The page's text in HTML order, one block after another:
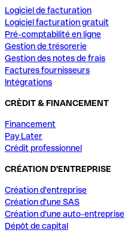
Logiciel de facturation
Logiciel facturation gratuit
Pré-comptabilité en ligne
Gestion de trésorerie
Gestion des notes de frais
Factures fournisseurs
Intégrations
CRÈDIT & FINANCEMENT
Financement
Pay Later
Crédit professionnel
CRÉATION D'ENTREPRISE
Création d'entreprise
Création d'une SAS
Création d'une auto-entreprise
Dépôt de capital